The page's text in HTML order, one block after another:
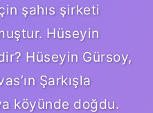
şahıs şirketi
Hüseyin
Hüseyin Gürsoy,
Şarkışla
köyünde doğdu.